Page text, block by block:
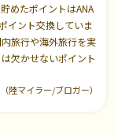
めたポイントはANA
イント交換していま
旅行や海外旅行を実
欠かせないポイント
（陸マイラー/ブロガー）